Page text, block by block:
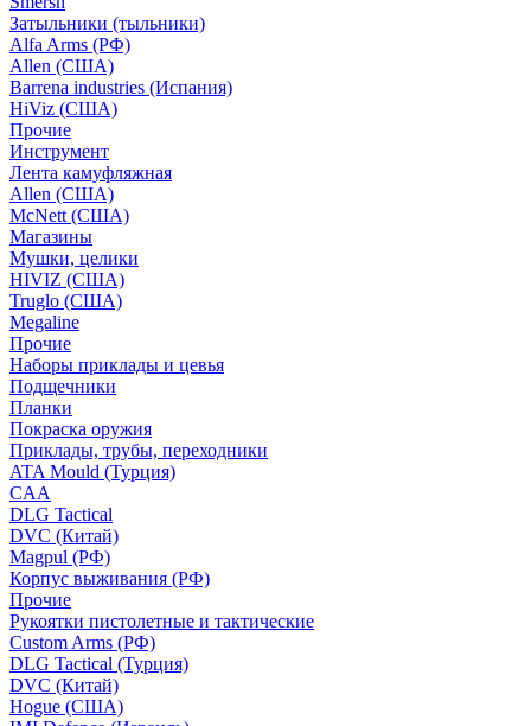
Затыльники (тыльники)
Alfa Arms (РФ)
Allen (США)
Barrena industries (Испания)
HiViz (США)
Прочие
Инструмент
Лента камуфляжная
Allen (США)
McNett (США)
Магазины
Мушки, целики
HIVIZ (США)
Truglo (США)
Megaline
Прочие
Наборы приклады и цевья
Подщечники
Планки
Покраска оружия
Приклады, трубы, переходники
ATA Mould (Турция)
CAA
DLG Tactical
DVC (Китай)
Magpul (РФ)
Корпус выживания (РФ)
Прочие
Рукоятки пистолетные и тактические
Custom Arms (РФ)
DLG Tactical (Турция)
DVC (Китай)
Hogue (США)